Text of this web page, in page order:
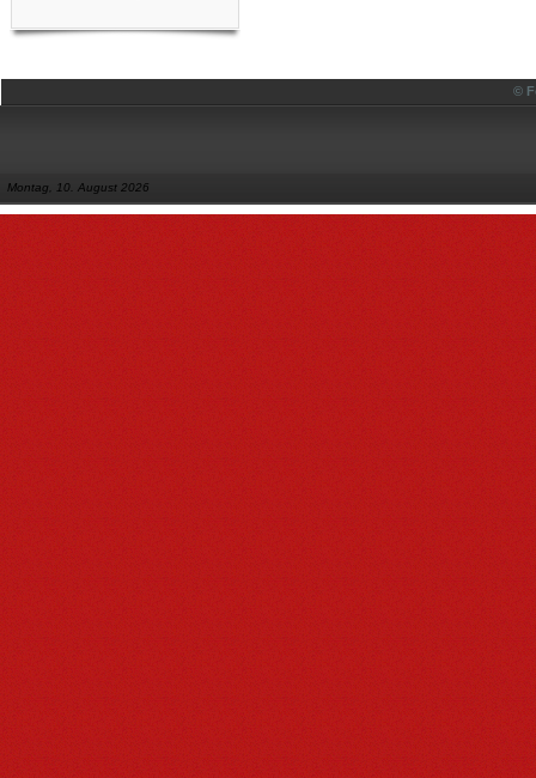
©
Montag, 10. August 2026